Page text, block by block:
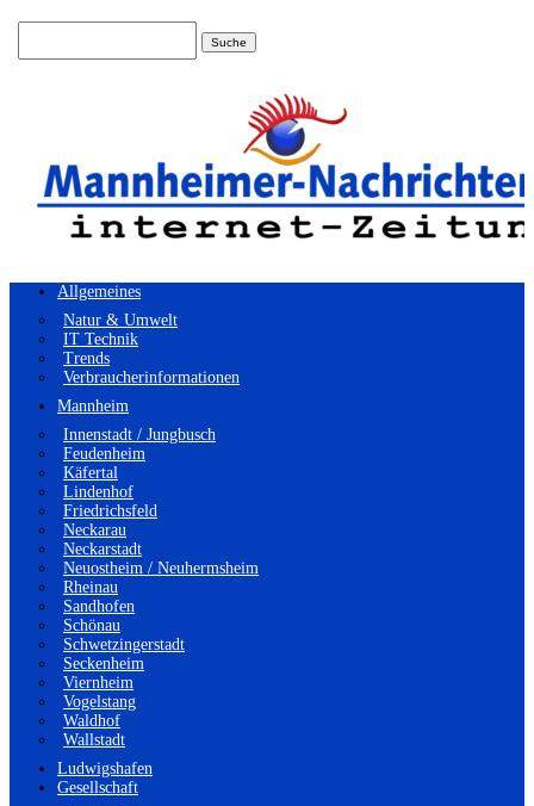
Allgemeines
Natur & Umwelt
IT Technik
Trends
Verbraucherinformationen
Mannheim
Innenstadt / Jungbusch
Feudenheim
Käfertal
Lindenhof
Friedrichsfeld
Neckarau
Neckarstadt
Neuostheim / Neuhermsheim
Rheinau
Sandhofen
Schönau
Schwetzingerstadt
Seckenheim
Viernheim
Vogelstang
Waldhof
Wallstadt
Ludwigshafen
Gesellschaft